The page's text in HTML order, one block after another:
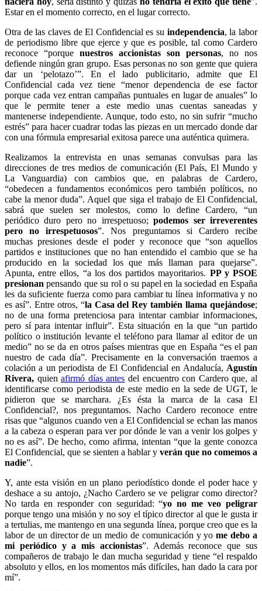
Estar en el momento correcto, en el lugar correcto.
Otra de las claves de El Confidencial es su independencia, la labor
de periodismo libre que ejerce y que es posible, tal como Cardero
reconoce “porque nuestros accionistas son personas, no nos
defiende ningún gran grupo. Esas personas no son gente que quiera
dar un ‘pelotazo’”. En el lado publicitario, admite que El
Confidencial cada vez tiene “menor dependencia de ese factor
porque cada vez entran campañas puntuales en lugar de anuales” lo
que le permite tener a este medio unas cuentas saneadas y
mantenerse independiente. Aunque, todo esto, no sin sufrir “mucho
estrés” para hacer cuadrar todas las piezas en un mercado donde dar
con una fórmula empresarial exitosa parece una auténtica quimera.
Realizamos la entrevista en unas semanas convulsas para las
direcciones de tres medios de comunicación (El País, El Mundo y
La Vanguardia) con cambios que, en palabras de Cardero,
“obedecen a fundamentos económicos pero también políticos, no
cabe la menor duda”. Aquel que siga el trabajo de El Confidencial,
sabrá que suelen ser molestos, como lo define Cardero, “un
periódico duro pero no irrespetuoso;podemos ser irreverentes
pero no irrespetuosos”. Nos preguntamos si Cardero recibe
muchas presiones desde el poder y reconoce que “son aquellos
partidos e instituciones que no han entendido el cambio que se ha
producido en la sociedad los que más llaman para quejarse”.
Apunta, entre ellos, “a los dos partidos mayoritarios. PP y PSOE
presionan pensando que su rol o su papel en la sociedad en España
les da suficiente fuerza como para cambiar tu línea informativa y no
es así”. Entre otros, “la Casa del Rey también llama quejándose;
no de una forma pretenciosa para intentar cambiar informaciones,
pero sí para intentar influir”. Esta situación en la que “un partido
político o institución levante el teléfono para llamar al editor de un
medio” no se da en otros países mientras que en España “es el pan
nuestro de cada día”. Precisamente en la conversación traemos a
colación a un periodista de El Confidencial en Andalucía, Agustín
Rivera, quienafirmó días antes del encuentro con Cardero que, al
identificarse como periodista de este medio en la sede de UGT, le
pidieron que se marchara. ¿Es ésta la marca de la casa El
Confidencial?, nos preguntamos. Nacho Cardero reconoce entre
risas que “algunos cuando ven a El Confidencial se echan las manos
a la cabeza o esperan para ver por dónde le van a venir los golpes y
no es así”. De hecho, como afirma, intentan “que la gente conozca
El Confidencial, que se sienten a hablar y verán que no comemos a
nadie”.
Y, ante esta visión en un plano periodístico donde el poder hace y
deshace a su antojo, ¿Nacho Cardero se ve peligrar como director?
No tarda en responder con seguridad: “yo no me veo peligrar
porque tengo una misión y no soy el típico director al que le gusta ir
a tertulias, me mantengo en una segunda línea, porque creo que es la
labor de un director de un medio de comunicación y yome debo a
mi periódico y a mis accionistas”. Además reconoce que sus
compañeros de trabajo le dan mucha seguridad y tiene “el respaldo
absoluto y ellos, en los momentos más difíciles, han dado la cara por
mí”.